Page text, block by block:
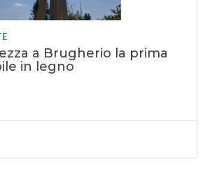
a Brugherio la prima
in legno